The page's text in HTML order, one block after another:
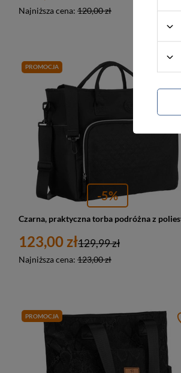
Najniższa cena: 120,00 zł
PROMOCJA
-5%
123,00 zł
Najniższa cena: 123,00 zł
129,99 zł
PROMOCJA